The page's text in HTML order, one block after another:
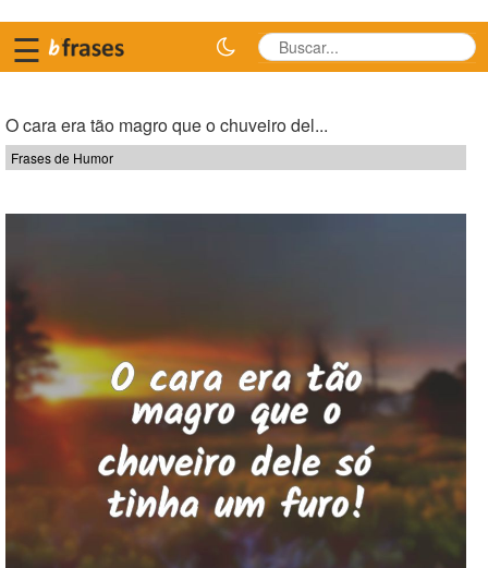
☰
O cara era tão magro que o chuveiro del...
Frases de Humor